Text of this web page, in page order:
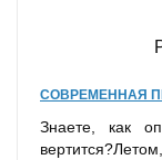
СОВРЕМЕННАЯ
Знаете, как